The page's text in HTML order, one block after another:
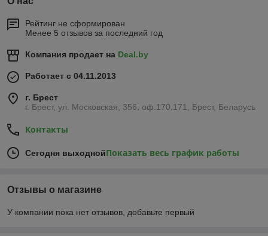
Рейтинг не сформирован
Менее 5 отзывов за последний год
Компания продает на Deal.by
Работает с 04.11.2013
г. Брест
г. Брест, ул. Московская, 356, оф.170,171, Брест, Беларусь
Контакты
Сегодня выходнойПоказать весь график работы
Отзывы о магазине
У компании пока нет отзывов, добавьте первый